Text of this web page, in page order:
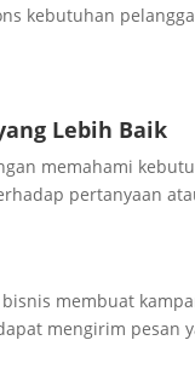
kebutuhan
Lebih Baik
memahami
pertanyaan
membuat
mengirim pesan